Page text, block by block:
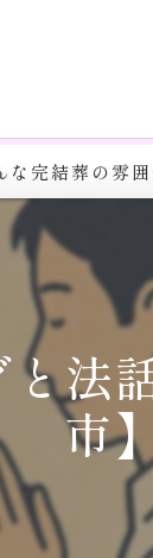
な完結葬の雰
法
市